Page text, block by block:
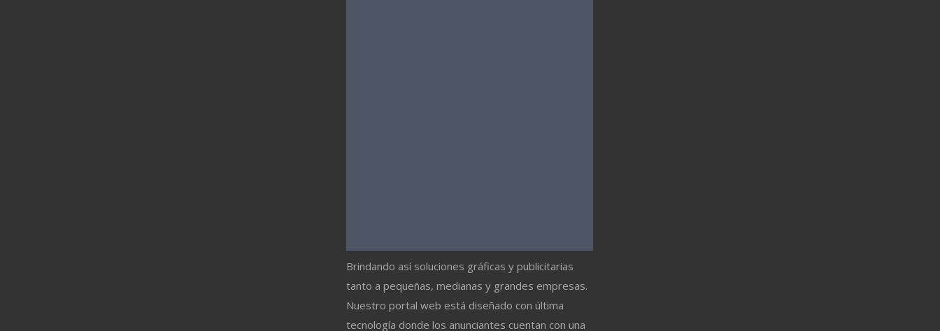
Brindando así soluciones gráficas y publicitarias
tanto a pequeñas, medianas y grandes empresas.
Nuestro portal web está diseñado con última
tecnología donde los anunciantes cuentan con una